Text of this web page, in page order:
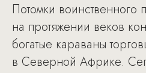
Потомки воинственного
на протяжении веков
богатые караваны
в Северной Африке.